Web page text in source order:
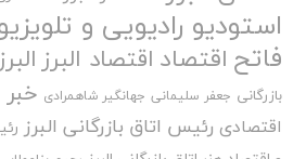
استودیو رادیویی و
فاتح اقتصاد اقتصاد البرز
بازرگانی جعفر سلیمانی جهانگیر شاهمرادی
اقتصادی رئیس اتاق بازرگانی البرز